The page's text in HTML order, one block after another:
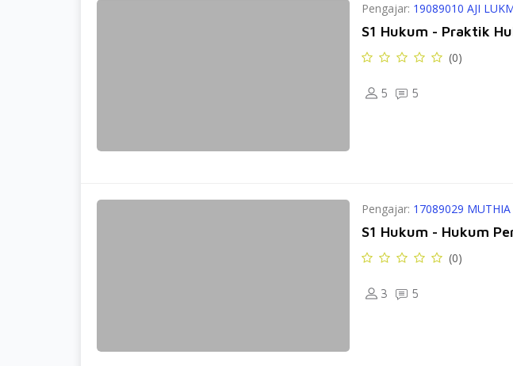
Pengajar: 19089010 AJI
S1 Hukum - Praktik
(0)
5 5
Pengajar: 17089029 MUTHIA
S1 Hukum - Hukum
(0)
3 5